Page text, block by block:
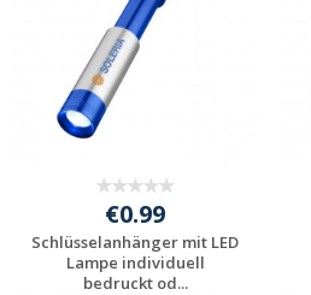
€0.99
Schlüsselanhänger mit LED
Lampe individuell
bedruckt od...